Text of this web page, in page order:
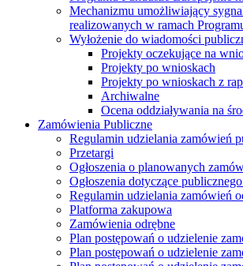
Mechanizmu umożliwiający
realizowanych w ramach
Wyłożenie do wiadomości
Projekty oczekujące na
Projekty po wnioskach
Projekty po wnioskach z
Archiwalne
Ocena oddziaływania na
Zamówienia Publiczne
Regulamin udzielania zamówień
Przetargi
Ogłoszenia o planowanych
Ogłoszenia dotyczące
Regulamin udzielania zamówień
Platforma zakupowa
Zamówienia odrębne
Plan postępowań o udzielenie
Plan postępowań o udzielenie